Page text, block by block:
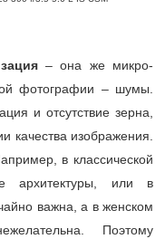
– она же микро-
фотографии – шумы.
и отсутствие зерна,
качества изображения.
в классической
архитектуры, или в
важна, а в женском
Поэтому